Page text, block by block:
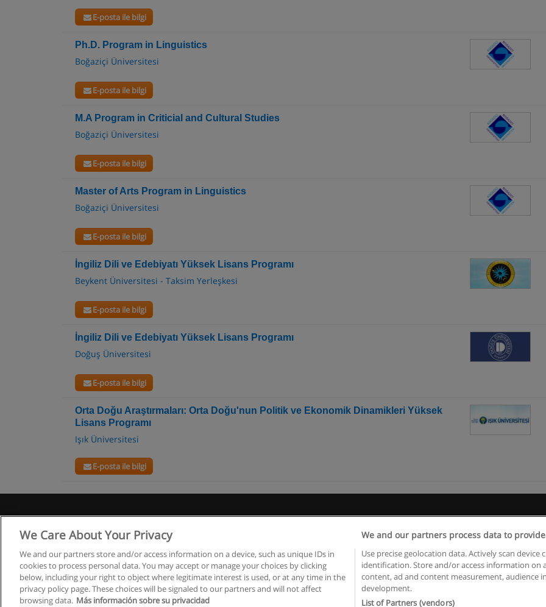
E-posta ile bilgi
Ph.D. Program in Linguistics
Boğaziçi Üniversitesi
E-posta ile bilgi
M.A Program in Criticial and Cultural Studies
Boğaziçi Üniversitesi
E-posta ile bilgi
Master of Arts Program in Linguistics
Boğaziçi Üniversitesi
E-posta ile bilgi
İngiliz Dili ve Edebiyatı Yüksek Lisans Programı
Beykent Üniversitesi - Taksim Yerleşkesi
E-posta ile bilgi
İngiliz Dili ve Edebiyatı Yüksek Lisans Programı
Doğuş Üniversitesi
E-posta ile bilgi
Orta Doğu Araştırmaları: Orta Doğu'nun Politik ve Ekonomik Dinamikleri Yüksek
Lisans Programı
Işık Üniversitesi
E-posta ile bilgi
Copyright © Educaedu Business S.L. - CIF : B-95610580: -www.educaedu-
We Care About Your Privacy
We and our partners store and/or access information on a device, such as unique IDs in
cookies to process personal data. You may accept or manage your choices by clicking
below, including your right to object where legitimate interest is used, or at any time in the
privacy policy page. These choices will be signaled to our partners and will not affect
browsing data. Más información sobre su privacidad
We and our partners process data to
Use precise geolocation data. Actively scan device
identification. Store and/or access information on
content, ad and content measurement, audience
development.
List of Partners (vendors)